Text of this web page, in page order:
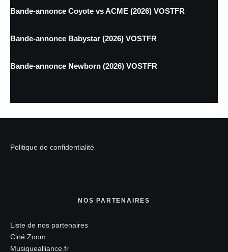
Bande-annonce Coyote vs ACME (2026) VOSTFR
Bande-annonce Babystar (2026) VOSTFR
Bande-annonce Newborn (2026) VOSTFR
Politique de confidentialité
NOS PARTENAIRES
Liste de nos partenaires
Ciné Zoom
Musiquealliance.fr